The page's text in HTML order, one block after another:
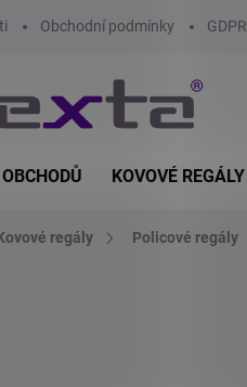
Obchodní podmínky
KOVOVÉ REGÁLY
regály Policové regály